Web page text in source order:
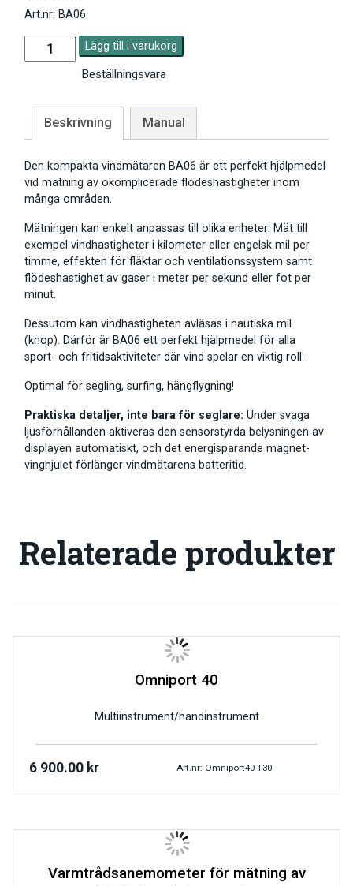
Art.nr: BA06
Lägg till i varukorg
Beställningsvara
Beskrivning Manual
Den kompakta vindmätaren BA06 är ett perfekt hjälpmedel
vid mätning av okomplicerade flödeshastigheter inom
många områden.
Mätningen kan enkelt anpassas till olika enheter: Mät till
exempel vindhastigheter i kilometer eller engelsk mil per
timme, effekten för fläktar och ventilationssystem samt
flödeshastighet av gaser i meter per sekund eller fot per
minut.
Dessutom kan vindhastigheten avläsas i nautiska mil
(knop). Därför är BA06 ett perfekt hjälpmedel för alla
sport- och fritidsaktiviteter där vind spelar en viktig roll:
Optimal för segling, surfing, hängflygning!
Praktiska detaljer, inte bara för seglare: Under svaga
ljusförhållanden aktiveras den sensorstyrda belysningen av
displayen automatiskt, och det energisparande magnet-
vinghjulet förlänger vindmätarens batteritid.
Relaterade produkter
Omniport 40
Multiinstrument/handinstrument
6 900.00 kr Art.nr: Omniport40-T30
Varmtrådsanemometer för mätning av